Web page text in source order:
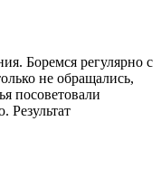
Боремся регулярно с
не обращались,
посоветовали
Результат